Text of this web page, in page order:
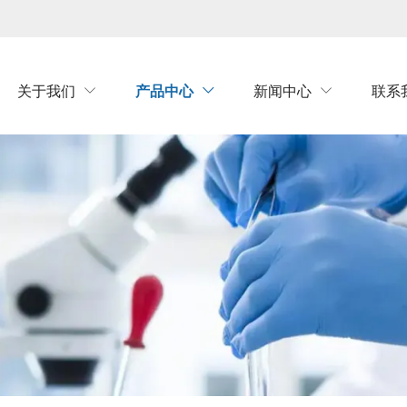
关于我们  产品中心  新闻中心  联系